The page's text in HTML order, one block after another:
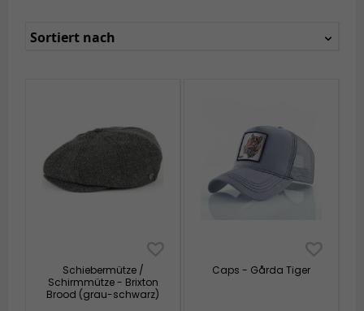
Sortiert nach
Schiebermütze /
Schirmmütze - Brixton
Brood (grau-schwarz)
Caps - Gårda Tiger